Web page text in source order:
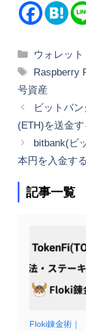
カ
テ
ゴ
リ
ー
ウォレット
タ
グ
Raspberry
号資産
ビットバ
(ETH)を送金
bitbank(ビ
本円を入金す
記事一覧
Floki錬金術｜